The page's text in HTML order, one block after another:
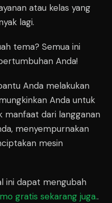
atau kelas yang
lagi.
tema? Semua ini
Anda!
Anda melakukan
Anda untuk
manfaat dari langganan
menyempurnakan
mesin
ini dapat mengubah
gratis sekarang juga..